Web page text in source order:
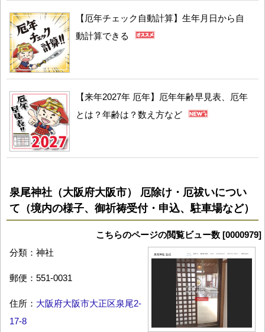
【厄年チェック自動計算】生年月日から自
動計算できる
【来年2027年 厄年】厄年年齢早見表、厄年
とは？年齢は？数え方など
泉尾神社（大阪府大阪市） 厄除け・厄祓いについ
て（境内の様子、御祈祷受付・申込、駐車場など）
こちらのページの閲覧ビュー数 [0000979]
分類：神社
郵便：551-0031
住所： 大阪府大阪市大正区泉尾2-
17-8